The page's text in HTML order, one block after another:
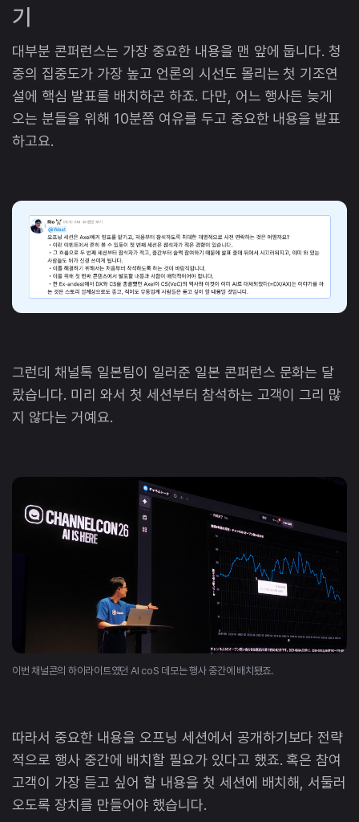
기
대부분 콘퍼런스는 가장 중요한 내용을 맨 앞에 둡니다. 청
중의 집중도가 가장 높고 언론의 시선도 몰리는 첫 기조연
설에 핵심 발표를 배치하곤 하죠. 다만, 어느 행사든 늦게
오는 분들을 위해 10분쯤 여유를 두고 중요한 내용을 발표
하고요.
그런데 채널톡 일본팀이 일러준 일본 콘퍼런스 문화는 달
랐습니다. 미리 와서 첫 세션부터 참석하는 고객이 그리 많
지 않다는 거예요.
이번 채널콘의 하이라이트였던 AI coS 데모는 행사 중간에 배치됐죠.
따라서 중요한 내용을 오프닝 세션에서 공개하기보다 전략
적으로 행사 중간에 배치할 필요가 있다고 했죠. 혹은 참여
고객이 가장 듣고 싶어 할 내용을 첫 세션에 배치해, 서둘러
오도록 장치를 만들어야 했습니다.